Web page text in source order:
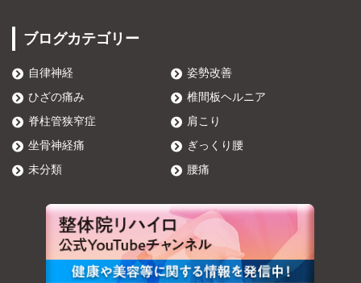
ブログカテゴリー
自律神経
姿勢改善
ひざの痛み
椎間板ヘルニア
脊柱管狭窄症
肩こり
坐骨神経痛
ぎっくり腰
未分類
腰痛